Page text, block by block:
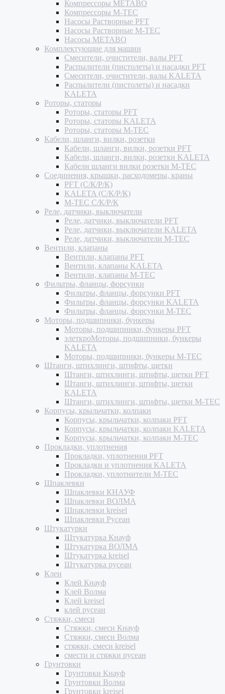
Компрессоры METABO
Компрессоры M-TEC
Насосы Растворные PFT
Насосы Растворные M-TEC
Насосы METABO
Комплектующие для машин
Смесители, очистители, валы PFT
Распылители (пистолеты) и насадки PFT
Смесители, очистители, валы KALETA
Распылители (пистолеты) и насадки
KALETA
Роторы, статоры
Роторы, статоры PFT
Роторы, статоры KALETA
Роторы, статоры M-TEC
Кабели, шланги, вилки, розетки
Кабели, шланги, вилки, розетки PFT
Кабели, шланги, вилки, розетки KALETA
Кабели шланги вилки розетки M-TEC
Соединения, крышки, расходомеры, краны
PFT (С/К/Р/К)
KALETA (С/К/Р/К)
M-TEC С/К/Р/К
Реле, датчики, выключатели
Реле, датчики, выключатели PFT
Реле, датчики, выключатели KALETA
Реле, датчики, выключатели M-TEC
Вентили, клапаны
Вентили, клапаны PFT
Вентили, клапаны KALETA
Вентили, клапаны M-TEC
Фильтры, фланцы, форсунки
Фильтры, фланцы, форсунки PFT
Фильтры, фланцы, форсунки KALETA
Фильтры, фланцы, форсунки M-TEC
Моторы, подшипники, бункеры
Моторы, подшипники, бункеры PFT
элеткроМоторы, подшипники, бункеры
KALETA
Моторы, подшипники, бункеры M-TEC
Штанги, штихлинги, штифты, щетки
Штанги, штихлинги, штифты, щетки PFT
Штанги, штихлинги, штифты, щетки
KALETA
Штанги, штихлинги, штифты, щетки M-TEC
Корпусы, крыльчатки, колпаки
Корпусы, крыльчатки, колпаки PFT
Корпусы, крыльчатки, колпаки KALETA
Корпусы, крыльчатки, колпаки M-TEC
Прокладки, уплотнения
Прокладки, уплотнения PFT
Прокладки и уплотнения KALETA
Прокладки, уплотнители M-TEC
Шпаклевки
Шпаклевки КНАУФ
Шпаклевки ВОЛМА
Шпаклевки kreisel
Шпаклевки Русеан
Штукатурки
Штукатурка Кнауф
Штукатурка ВОЛМА
Штукатурка kreisel
Штукатурка русеан
Клеи
Клей Кнауф
Клей Волма
Клей kreisel
клей русеан
Стяжки, смеси
Стяжки, смеси Кнауф
Стяжки, смеси Волма
стяжки, смеси kreisel
смести и стяжки русеан
Грунтовки
Грунтовки Кнауф
Грунтовки Волма
Грунтовки kreisel